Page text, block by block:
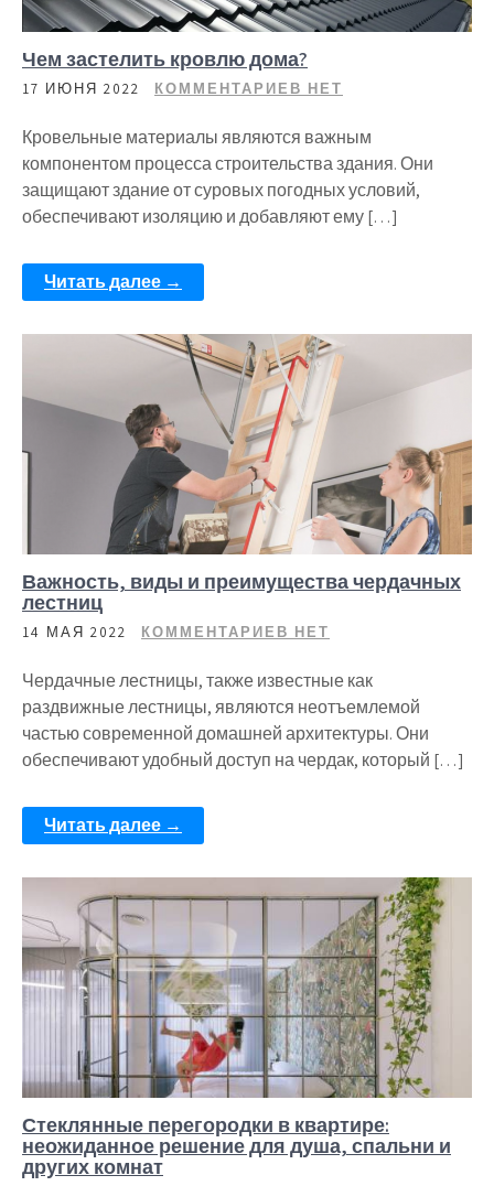
Чем застелить кровлю дома?
17 ИЮНЯ 2022 КОММЕНТАРИЕВ НЕТ
Кровельные материалы являются важным
компонентом процесса строительства здания. Они
защищают здание от суровых погодных условий,
обеспечивают изоляцию и добавляют ему […]
Читать далее →
Важность, виды и преимущества чердачных
лестниц
14 МАЯ 2022 КОММЕНТАРИЕВ НЕТ
Чердачные лестницы, также известные как
раздвижные лестницы, являются неотъемлемой
частью современной домашней архитектуры. Они
обеспечивают удобный доступ на чердак, который […]
Читать далее →
Стеклянные перегородки в квартире:
неожиданное решение для душа, спальни и
других комнат